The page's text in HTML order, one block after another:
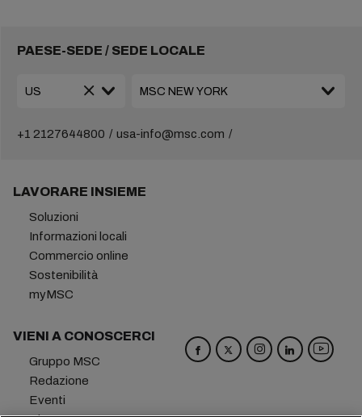
PAESE-SEDE / SEDE LOCALE
+1 2127644800 usa-info@msc.com
LAVORARE INSIEME
Soluzioni
Informazioni locali
Commercio online
Sostenibilità
myMSC
VIENI A CONOSCERCI
Gruppo MSC
Redazione
Eventi